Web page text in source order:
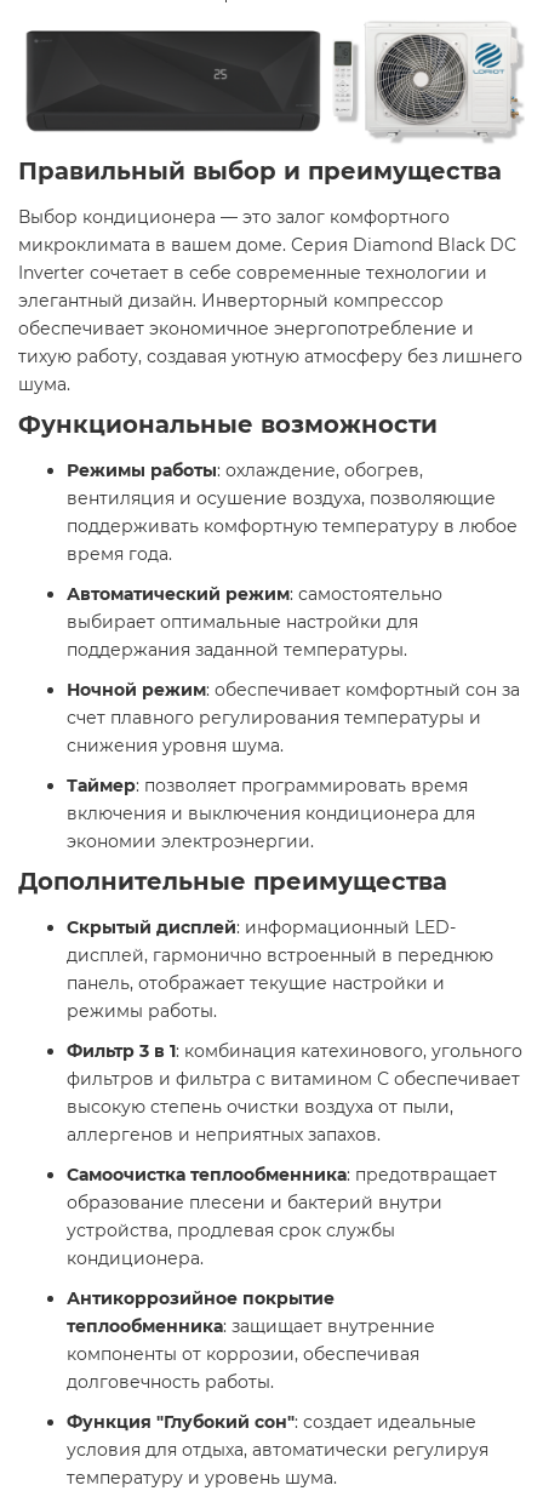
Правильный выбор и преимущества
Выбор кондиционера — это залог комфортного
микроклимата в вашем доме. Серия Diamond Black DC
Inverter сочетает в себе современные технологии и
элегантный дизайн. Инверторный компрессор
обеспечивает экономичное энергопотребление и
тихую работу, создавая уютную атмосферу без лишнего
шума.​
Функциональные возможности
Режимы работы: охлаждение, обогрев,
вентиляция и осушение воздуха, позволяющие
поддерживать комфортную температуру в любое
время года.​
Автоматический режим: самостоятельно
выбирает оптимальные настройки для
поддержания заданной температуры.​
Ночной режим: обеспечивает комфортный сон за
счет плавного регулирования температуры и
снижения уровня шума.​
Таймер: позволяет программировать время
включения и выключения кондиционера для
экономии электроэнергии.​
Дополнительные преимущества
Скрытый дисплей: информационный LED-
дисплей, гармонично встроенный в переднюю
панель, отображает текущие настройки и
режимы работы.​
Фильтр 3 в 1: комбинация катехинового, угольного
фильтров и фильтра с витамином С обеспечивает
высокую степень очистки воздуха от пыли,
аллергенов и неприятных запахов.​
Самоочистка теплообменника: предотвращает
образование плесени и бактерий внутри
устройства, продлевая срок службы
кондиционера.​
Антикоррозийное покрытие
теплообменника: защищает внутренние
компоненты от коррозии, обеспечивая
долговечность работы.​
Функция "Глубокий сон": создает идеальные
условия для отдыха, автоматически регулируя
температуру и уровень шума.​